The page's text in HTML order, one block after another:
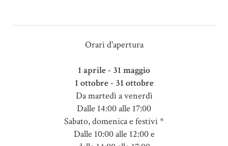
Orari d'apertura
1 aprile - 31 maggio
1 ottobre - 31 ottobre
Da martedì a venerdì
Dalle 14:00 alle 17:00
Sabato, domenica e festivi *
Dalle 10:00 alle 12:00 e